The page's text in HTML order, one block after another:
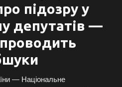
підозру у
депутатів —
— Національне